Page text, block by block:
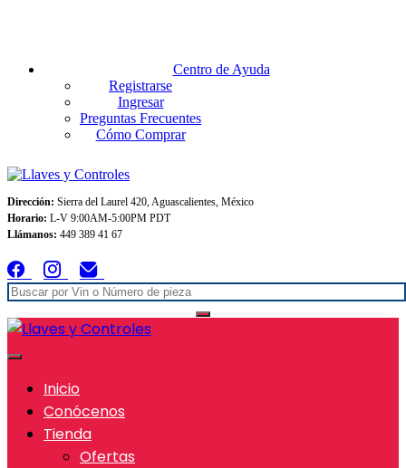
Centro de Ayuda
Registrarse
Ingresar
Preguntas Frecuentes
Cómo Comprar
Dirección: Sierra del Laurel 420, Aguascalientes, México
Horario: L-V 9:00AM-5:00PM PDT
Llámanos: 449 389 41 67
Inicio
Conócenos
Tienda
Ofertas